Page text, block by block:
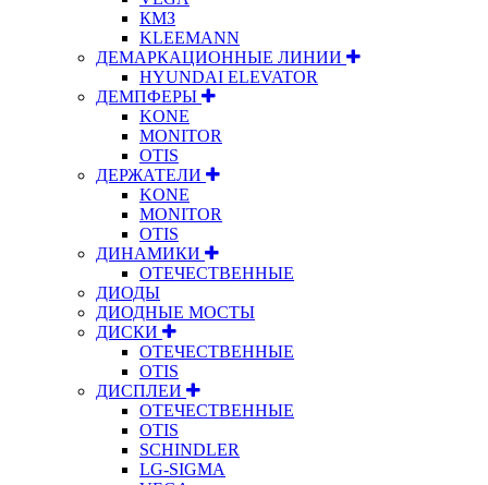
КМЗ
KLEEMANN
ДЕМАРКАЦИОННЫЕ ЛИНИИ
HYUNDAI ELEVATOR
ДЕМПФЕРЫ
KONE
MONITOR
OTIS
ДЕРЖАТЕЛИ
KONE
MONITOR
OTIS
ДИНАМИКИ
ОТЕЧЕСТВЕННЫЕ
ДИОДЫ
ДИОДНЫЕ МОСТЫ
ДИСКИ
ОТЕЧЕСТВЕННЫЕ
OTIS
ДИСПЛЕИ
ОТЕЧЕСТВЕННЫЕ
OTIS
SCHINDLER
LG-SIGMA